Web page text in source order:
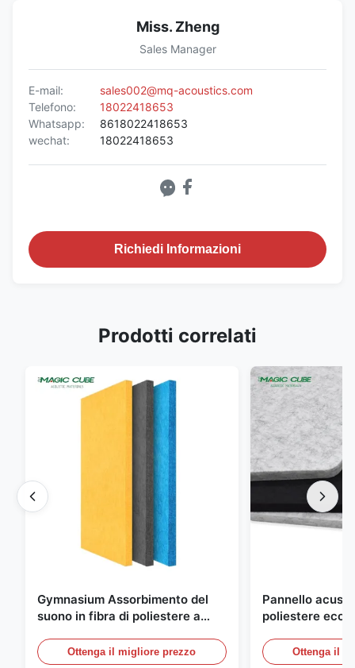
Miss. Zheng
Sales Manager
E-mail:
sales002@mq-acoustics.com
Telefono:
18022418653
Whatsapp:
8618022418653
wechat:
18022418653
Richiedi Informazioni
Prodotti correlati
Gymnasium Assorbimento del
suono in fibra di poliestere a
personalizzato
Ottenga il migliore prezzo
Pannello
poliestere
Ottenga il